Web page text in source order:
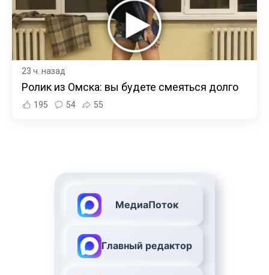
23 ч. назад
Ролик из Омска: вы будете смеяться долго
195 54 55
МедиаПоток
Главный редактор